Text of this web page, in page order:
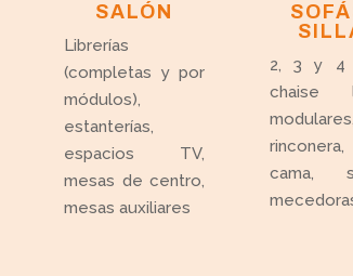
SALÓN
Librerías
(completas y por
módulos),
estanterías,
espacios TV,
mesas de centro,
mesas auxiliares
2, 3 y 4
chaise
modulares,
cama,